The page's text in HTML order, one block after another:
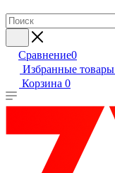
Сравнение0
Избранные товары
Корзина 0